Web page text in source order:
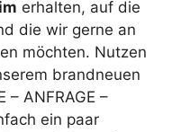
erhalten, auf die
die wir gerne an
möchten. Nutzen
brandneuen
– ANFRAGE –
ein paar